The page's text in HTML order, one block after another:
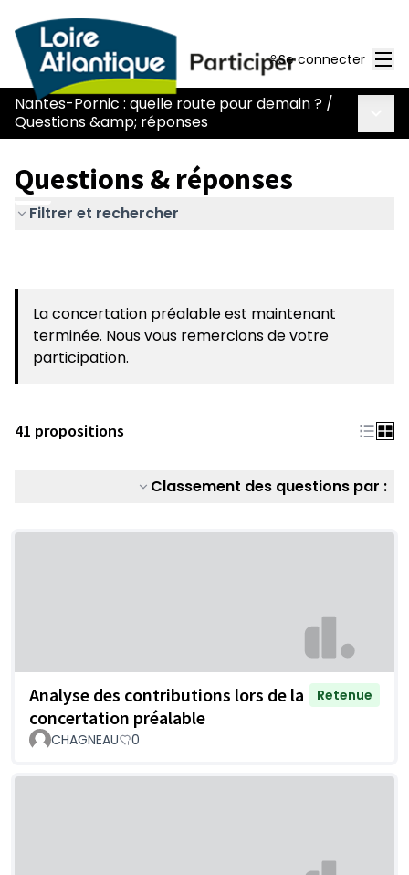
Se connecter
Nantes-Pornic : quelle route pour demain ? /
Questions &amp; réponses
Questions & réponses
Filtrer et rechercher
La concertation préalable est maintenant
terminée. Nous vous remercions de votre
participation.
41 propositions
Classement des questions par :
Analyse des contributions lors de la
concertation préalable
Retenue
CHAGNEAU 0